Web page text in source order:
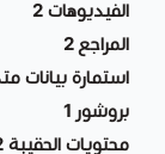
الفيديوهات 2
المراجع 2
استمارة بيانات
بروشور 1
محتويات الحقيبة 12